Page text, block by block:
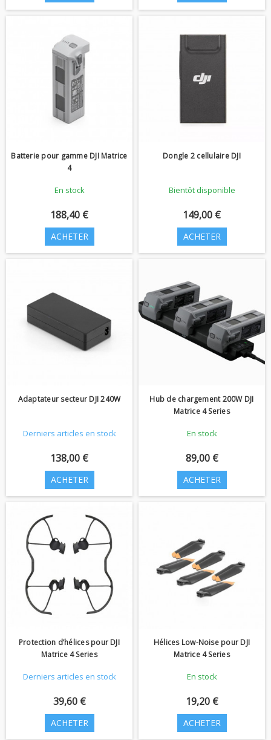
Batterie pour gamme DJI Matrice
4
En stock
188,40 €
ACHETER
Dongle 2 cellulaire DJI
Bientôt disponible
149,00 €
ACHETER
Adaptateur secteur DJI 240W
Derniers articles en stock
138,00 €
ACHETER
Hub de chargement 200W DJI
Matrice 4 Series
En stock
89,00 €
ACHETER
Protection d’hélices pour DJI
Matrice 4 Series
Derniers articles en stock
39,60 €
ACHETER
Hélices Low-Noise pour DJI
Matrice 4 Series
En stock
19,20 €
ACHETER